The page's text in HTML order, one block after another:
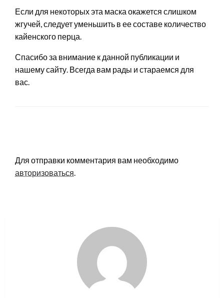
Если для некоторых эта маска окажется слишком
жгучей, следует уменьшить в ее составе количество
кайенского перца.
Спасибо за внимание к данной публикации и
нашему сайту. Всегда вам рады и стараемся для
вас.
Для отправки комментария вам необходимо
авторизоваться.